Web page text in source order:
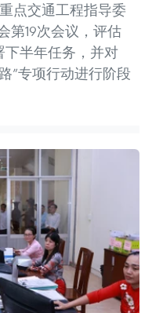
点交通工程指导委
第19次会议，评估
下半年任务，并对
”专项行动进行阶段